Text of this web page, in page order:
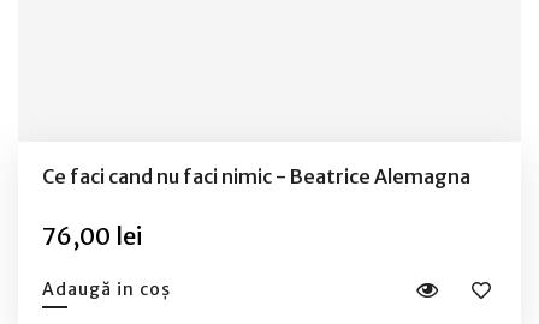
Ce faci cand nu faci nimic - Beatrice Alemagna
76,00 lei
Adaugă in coș